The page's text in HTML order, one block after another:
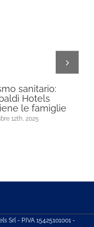
sanitario:
Hotels
le famiglie
12th, 2025
- P.IVA 15425101001 -